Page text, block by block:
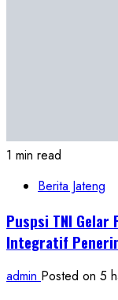
1 min read
Berita Jateng
Puspsi TNI
Integratif
admin Posted on 5